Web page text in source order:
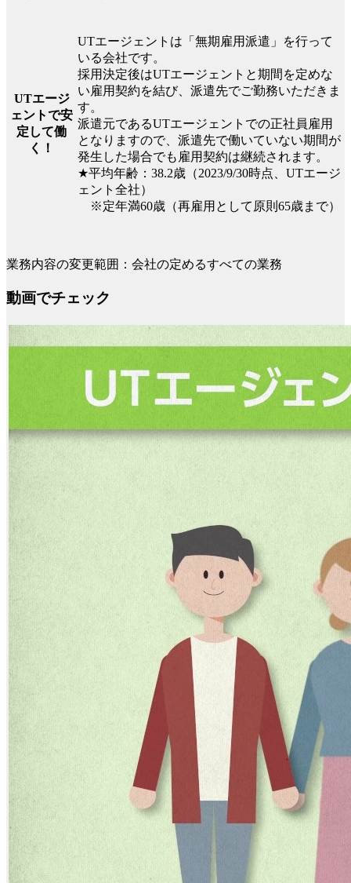
UTエージ
ェントで安
定して働
く！
UTエージェントは「無期雇用派遣」を行って
いる会社です。
採用決定後はUTエージェントと期間を定めな
い雇用契約を結び、派遣先でご勤務いただきま
す。
派遣元であるUTエージェントでの正社員雇用
となりますので、派遣先で働いていない期間が
発生した場合でも雇用契約は継続されます。
★平均年齢：38.2歳（2023/9/30時点、UTエージ
ェント全社）
※定年満60歳（再雇用として原則65歳まで）
業務内容の変更範囲：会社の定めるすべての業務
動画でチェック